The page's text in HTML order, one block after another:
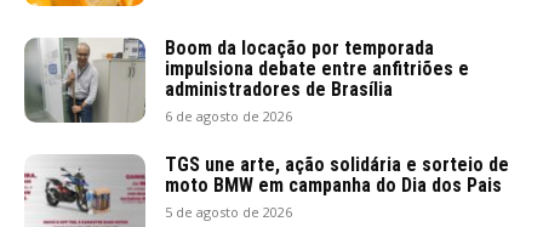
Boom da locação por temporada
impulsiona debate entre anfitriões e
administradores de Brasília
6 de agosto de 2026
TGS une arte, ação solidária e sorteio de
moto BMW em campanha do Dia dos Pais
5 de agosto de 2026